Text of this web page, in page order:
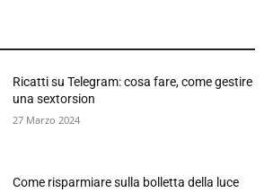
Ricatti su Telegram: cosa fare, come gestire
una sextorsion
27 Marzo 2024
Come risparmiare sulla bolletta della luce